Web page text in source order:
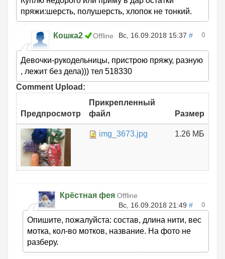
пряжи:шерсть, полушерсть, хлопок не тонкий.
Кошка2 Offline Вс, 16.09.2018 15:37 # 0
Девочки-рукодельницы, пристрою пряжу, разную
, лежит без дела))) тел 518330
Comment Upload:
Предпросмотр
Прикрепленный
файл
Размер
img_3673.jpg 1.26 МБ
Крёстная фея Offline
Вс, 16.09.2018 21:49 # 0
Опишите, пожалуйста: состав, длина нити, вес
мотка, кол-во мотков, название. На фото не
разберу.